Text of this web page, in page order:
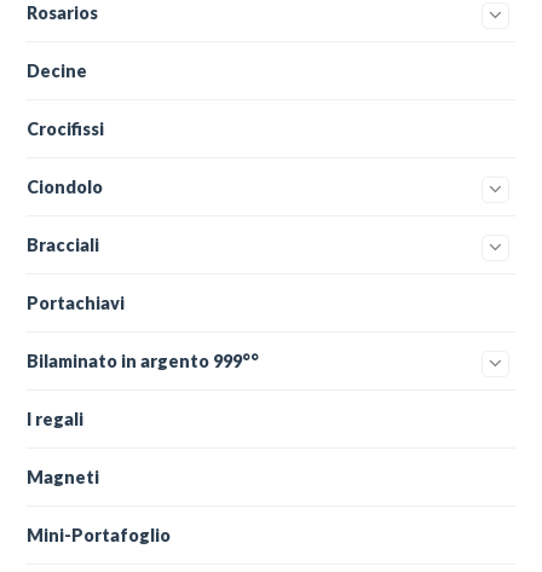
Rosarios
Decine
Crocifissi
Ciondolo
Bracciali
Portachiavi
Bilaminato in argento 999°°
I regali
Magneti
Mini-Portafoglio